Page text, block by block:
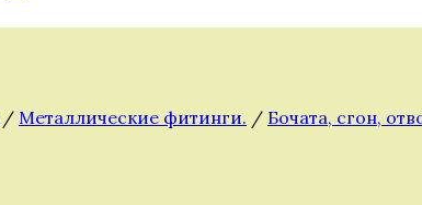
/ Металлические фитинги. / Бочата, сгон,